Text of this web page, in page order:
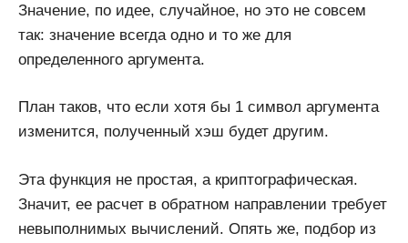
Значение, по идее, случайное, но это не совсем
так: значение всегда одно и то же для
определенного аргумента.
План таков, что если хотя бы 1 символ аргумента
изменится, полученный хэш будет другим.
Эта функция не простая, а криптографическая.
Значит, ее расчет в обратном направлении требует
невыполнимых вычислений. Опять же, подбор из